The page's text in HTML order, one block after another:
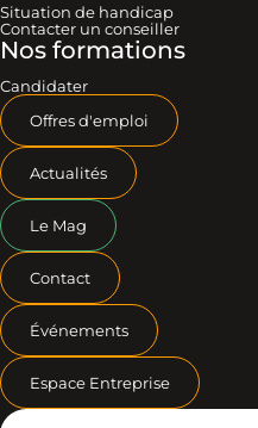
Situation de handicap
Contacter un conseiller
Nos formations
Candidater
Offres d'emploi
Actualités
Le Mag
Contact
Événements
Espace Entreprise